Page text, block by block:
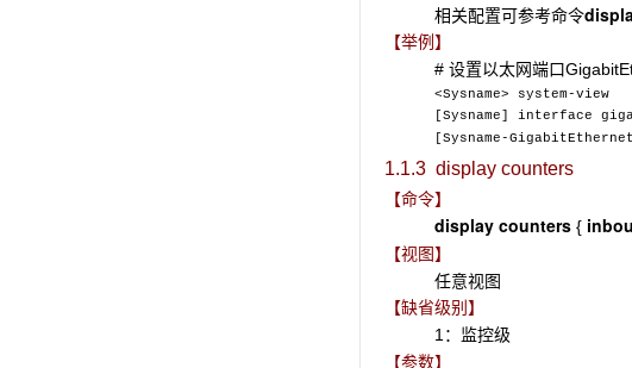
相关配置可参考命令
【举例】
# 设置以太网端口
<Sysname> system-view
[Sysname] interface
[Sysname-
1.1.3 display counters
【命令】
display counters {
【视图】
任意视图
【缺省级别】
1：监控级
【参数】